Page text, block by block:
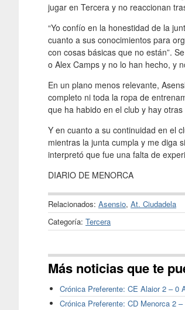
jugar en Tercera y no reaccionan
“Yo confío en la honestidad de la
cuanto a sus conocimientos para
con cosas básicas que no están”.
o Alex Camps y no lo han hecho, y
En un plano menos relevante,
completo ni toda la ropa de
que ha habido en el club y hay
Y en cuanto a su continuidad en el
mientras la junta cumpla y me diga
interpretó que fue una falta de
DIARIO DE MENORCA
Relacionados: Asensio, At. Ciudadela
Categoría: Tercera
Más noticias que te
Crónica Preferente: CE Alaior 2 – 0
Crónica Preferente: CD Menorca 2